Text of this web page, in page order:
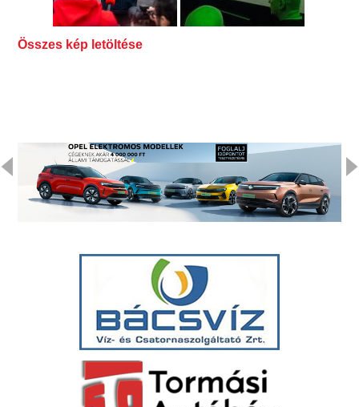
Összes kép letöltése